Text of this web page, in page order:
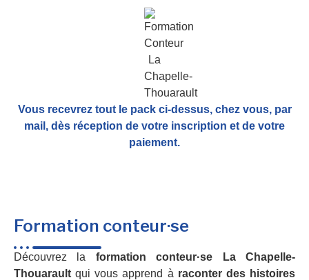
Vous recevrez tout le pack ci-dessus, chez vous, par
mail, dès réception de votre inscription et de votre
paiement.
Formation conteur·se
Découvrez la formation conteur·se La Chapelle-
Thouarault qui vous apprend à raconter des histoires